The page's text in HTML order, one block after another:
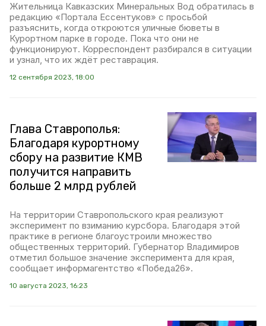
Жительница Кавказских Минеральных Вод обратилась в
редакцию «Портала Ессентуков» с просьбой
разъяснить, когда откроются уличные бюветы в
Курортном парке в городе. Пока что они не
функционируют. Корреспондент разбирался в ситуации
и узнал, что их ждёт реставрация.
12 сентября 2023, 18:00
Глава Ставрополья:
Благодаря курортному
сбору на развитие КМВ
получится направить
больше 2 млрд рублей
На территории Ставропольского края реализуют
эксперимент по взиманию курсбора. Благодаря этой
практике в регионе благоустроили множество
общественных территорий. Губернатор Владимиров
отметил большое значение эксперимента для края,
сообщает информагентство «Победа26».
10 августа 2023, 16:23